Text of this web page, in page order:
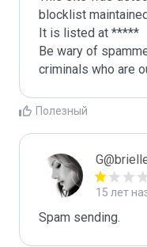
blocklist
It is listed at *****
Be wary of
criminals who are
Полезный
15 лет
Spam sending.